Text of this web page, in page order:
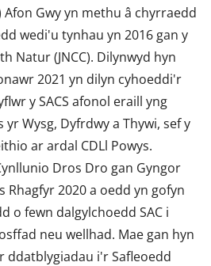
Afon Gwy yn methu â chyrraedd
wedi'u tynhau yn 2016 gan y
Natur (JNCC). Dilynwyd hyn
2021 yn dilyn cyhoeddi'r
y SACS afonol eraill yng
Wysg, Dyfrdwy a Thywi, sef y
ar ardal CDLl Powys.
Dros Dro gan Gyngor
Rhagfyr 2020 a oedd yn gofyn
o fewn dalgylchoedd SAC i
neu wellhad. Mae gan hyn
ddatblygiadau i'r Safleoedd